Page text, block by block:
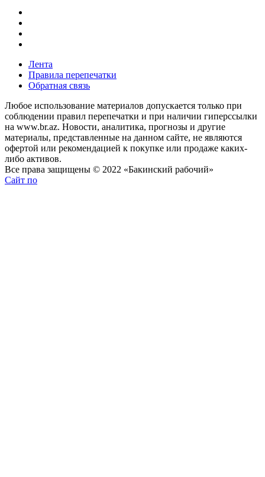
Лента
Правила перепечатки
Обратная связь
Любое использование материалов допускается только при
соблюдении правил перепечатки и при наличии гиперссылки
на www.br.az. Новости, аналитика, прогнозы и другие
материалы, представленные на данном сайте, не являются
офертой или рекомендацией к покупке или продаже каких-
либо активов.
Все права защищены © 2022 «Бакинский рабочий»
Сайт по